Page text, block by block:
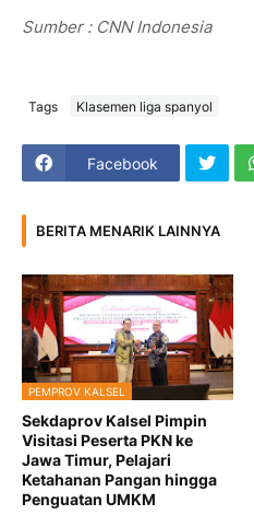
Sumber : CNN Indonesia
Tags Klasemen liga spanyol
Facebook
BERITA MENARIK LAINNYA
PEMPROV KALSEL
Sekdaprov Kalsel Pimpin
Visitasi Peserta PKN ke
Jawa Timur, Pelajari
Ketahanan Pangan hingga
Penguatan UMKM